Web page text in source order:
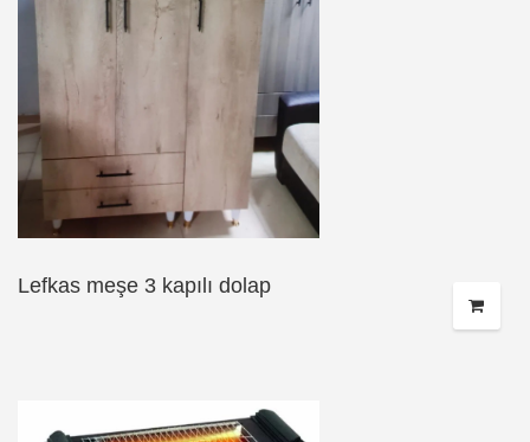
Lefkas meşe 3 kapılı dolap